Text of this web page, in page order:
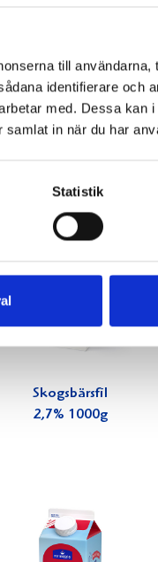
till användarna,
identifierare och
med. Dessa kan
in när du har
Statistik
Skogsbärsfil
2,7% 1000g